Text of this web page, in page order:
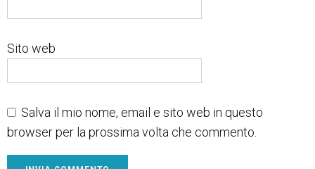
Sito web
Salva il mio nome, email e sito web in questo
browser per la prossima volta che commento.